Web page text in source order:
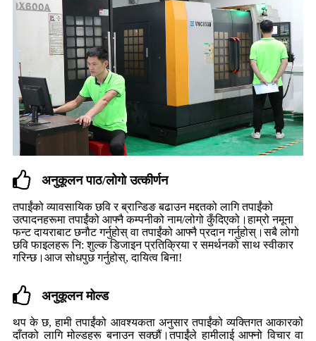
अनुकूलन पाठ/लोगो उत्कीर्णन
तपाईंको व्यावसायिक छवि र ब्रान्डिङ बढाउन मद्दतको लागि तपाईंको
उत्पादनहरूमा तपाईंको आफ्नै कम्पनीको नाम/लोगो कुँदिएको।हाम्रो नमूना
फन्ट दायराबाट छनौट गर्नुहोस् वा तपाईंको आफ्नै प्रदान गर्नुहोस्।सबै लोगो
छवि फाइलहरू नि: शुल्क डिजाइन प्रतिक्रिया र समर्थनको साथ स्वीकार
गरिन्छ।आज सोधपुछ गर्नुहोस्, दायित्व बिना!
अनुकूलन मोल्ड
थप के छ, हामी तपाईंको आवश्यकता अनुसार तपाईंको व्यक्तिगत आकारको
दाँतको लागि मोल्डहरू बनाउन सक्छौं।तपाईंले हामीलाई आफ्नो विचार वा